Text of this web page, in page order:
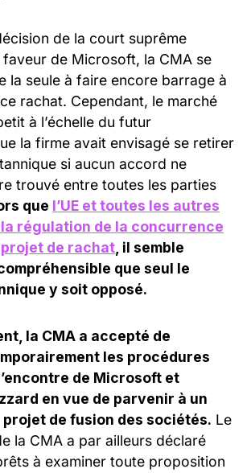
de la court suprême
faveur de Microsoft, la CMA se
la seule à faire encore barrage à
rachat. Cependant, le marché
à l’échelle du futur
la firme avait envisagé se retirer
si aucun accord ne
trouvé entre toutes les parties
que l’UE et toutes les autres
régulation de la concurrence
de rachat, il semble
que seul le
y soit opposé.
la CMA a accepté de
les procédures
de Microsoft et
en vue de parvenir à un
de fusion des sociétés. Le
la CMA a par ailleurs déclaré
à examiner toute proposition